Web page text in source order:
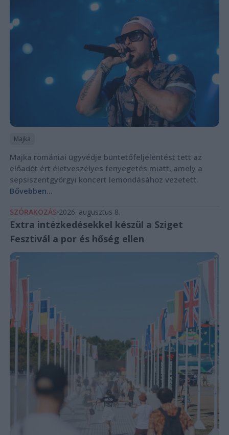
Majka
Majka romániai ügyvédje büntetőfeljelentést tett az
előadót ért életveszélyes fenyegetés miatt, amely a
sepsiszentgyörgyi koncert lemondásához vezetett.
Bővebben...
SZÓRAKOZÁS 2026. augusztus 8.
Extra intézkedésekkel készül a Sziget
Fesztivál a por és hőség ellen